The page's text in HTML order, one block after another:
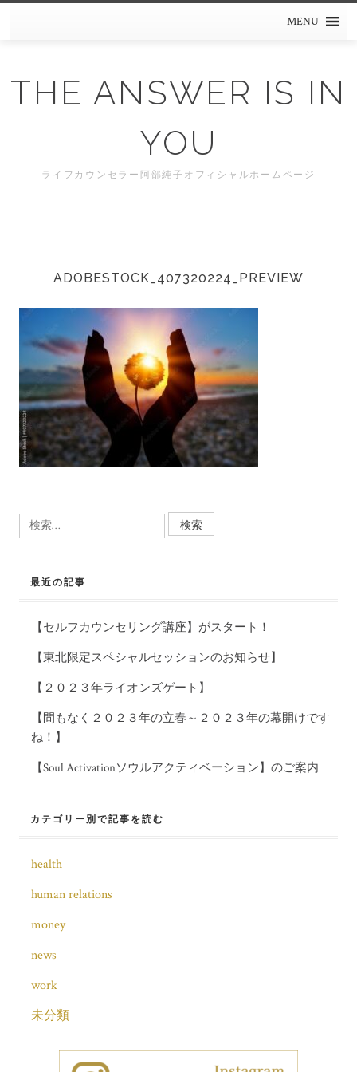
MENU
THE ANSWER IS IN
YOU
ライフカウンセラー阿部純子オフィシャルホームページ
ADOBESTOCK_407320224_PREVIEW
検
索:
最近の記事
【セルフカウンセリング講座】がスタート！
【東北限定スペシャルセッションのお知らせ】
【２０２３年ライオンズゲート】
【間もなく２０２３年の立春～２０２３年の幕開けです
ね！】
【Soul Activationソウルアクティベーション】のご案内
カテゴリー別で記事を読む
health
human relations
money
news
work
未分類